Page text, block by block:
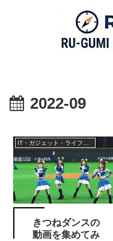
2022-09
IT・ガジェット・ライフスタイル
きつねダンスの
動画を集めてみ